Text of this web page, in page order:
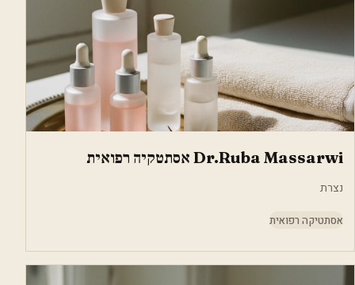
Dr.Ruba Massarwi אסתטקיה רפואית
נצרת
אסתטיקה רפואית